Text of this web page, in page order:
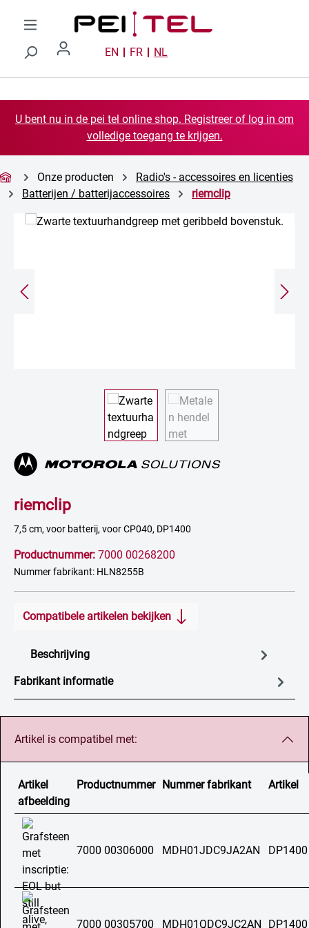
Ga naar de hoofdinhoud
EN FR NL
U bent nu in de pei tel online shop. Registreer of log in om
volledige toegang te krijgen.
Onze producten
Radio's - accessoires en licenties
Batterijen / batterijaccessoires
riemclip
Afbeeldingengalerij overslaan
riemclip
7,5 cm, voor batterij, voor CP040, DP1400
Productnummer: 7000 00268200
Nummer fabrikant: HLN8255B
Compatibele artikelen bekijken
Beschrijving
Fabrikant informatie
Artikel is compatibel met:
Artikel
afbeelding
Productnummer Nummer fabrikant Artikel
7000 00306000 MDH01JDC9JA2AN
7000 00305700 MDH01QDC9JC2AN